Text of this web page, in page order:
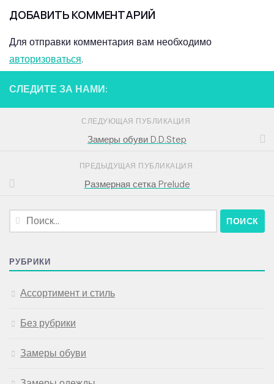
ДОБАВИТЬ КОММЕНТАРИЙ
Для отправки комментария вам необходимо
авторизоваться.
СЛЕДИТЕ ЗА НАМИ:
СЛЕДУЮЩАЯ ПУБЛИКАЦИЯ
Замеры обуви D.D.Step
ПРЕДЫДУЩАЯ ПУБЛИКАЦИЯ
Размерная сетка Prelude
Найти:
РУБРИКИ
Ассортимент и стиль
Без рубрики
Замеры обуви